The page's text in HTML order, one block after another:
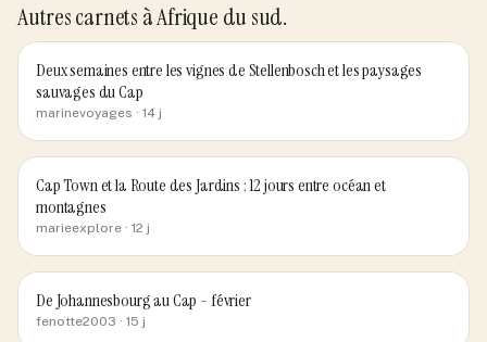
Autres carnets à Afrique du sud.
Deux semaines entre les vignes de Stellenbosch et les paysages
sauvages du Cap
marinevoyages · 14 j
Cap Town et la Route des Jardins : 12 jours entre océan et
montagnes
marieexplore · 12 j
De Johannesbourg au Cap - février
fenotte2003 · 15 j